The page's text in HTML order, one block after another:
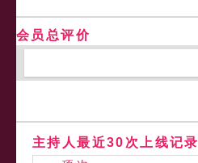
会员总评价
主持人最近30次上线记录